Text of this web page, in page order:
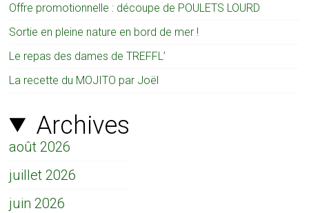
Offre promotionnelle : découpe de POULETS LOURD
Sortie en pleine nature en bord de mer !
Le repas des dames de TREFFL’
La recette du MOJITO par Joël
Archives
août 2026
juillet 2026
juin 2026